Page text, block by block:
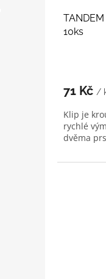
10ks
71 Kč /
Klip je
rychlé
dvěma